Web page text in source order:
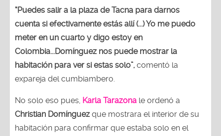
“Puedes salir a la plaza de Tacna para darnos
cuenta si efectivamente estás allí (...) Yo me puedo
meter en un cuarto y digo estoy en
Colombia...Domínguez nos puede mostrar la
habitación para ver si estas solo”, comentó la
expareja del cumbiambero.
No solo eso pues, Karla Tarazona le ordenó a
Christian Domínguez que mostrara el interior de su
habitación para confirmar que estaba solo en el